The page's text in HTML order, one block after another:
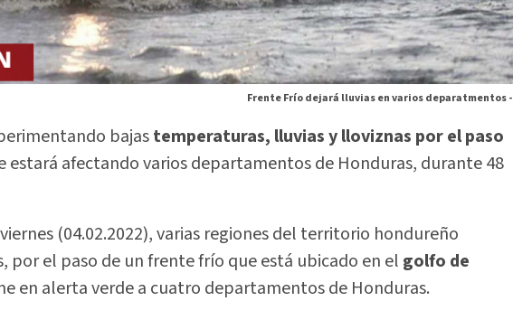
Frente Frío dejará lluvias en varios deparatmentos -
bajastemperaturas, lluvias y lloviznas por el paso
estará afectando varios departamentos de Honduras, durante 48
(04.02.2022), varias regiones del territorio hondureño
por el paso de un frente frío que está ubicado en el golfo de
en alerta verde a cuatro departamentos de Honduras.